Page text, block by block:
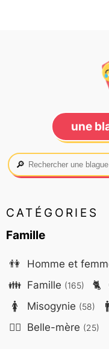
une
🔎
CATÉGORIES
Famille
👫 Homme et
👪 Famille (165) 🐈
🚺 Misogynie (58) 🚹
🤷‍♀️ Belle-mère (25)